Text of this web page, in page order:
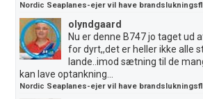
Nordic Seaplanes-ejer vil have
olyndgaard
Nu er denne B747 jo taget ud
for dyrt,,det er heller ikke alle
lande..imod sætning til de
kan lave optankning...
Nordic Seaplanes-ejer vil have